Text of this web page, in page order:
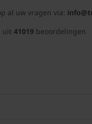
al uw vragen via:
uit 41019 beoordelingen